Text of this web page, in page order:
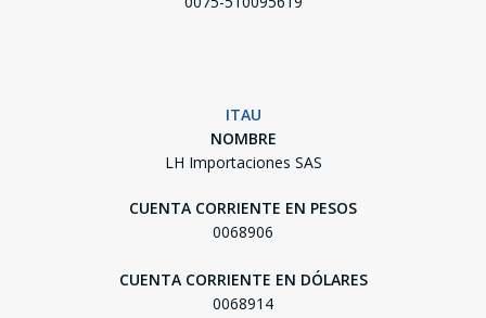
ITAU
NOMBRE
LH Importaciones SAS
CUENTA CORRIENTE EN PESOS
0068906
CUENTA CORRIENTE EN DÓLARES
0068914